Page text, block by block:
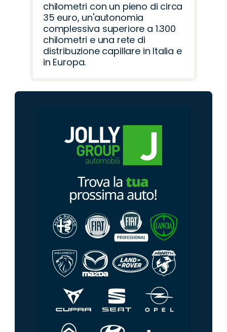
chilometri con un pieno di circa
35 euro, un'autonomia
complessiva superiore a 1.300
chilometri e una rete di
distribuzione capillare in Italia e
in Europa.